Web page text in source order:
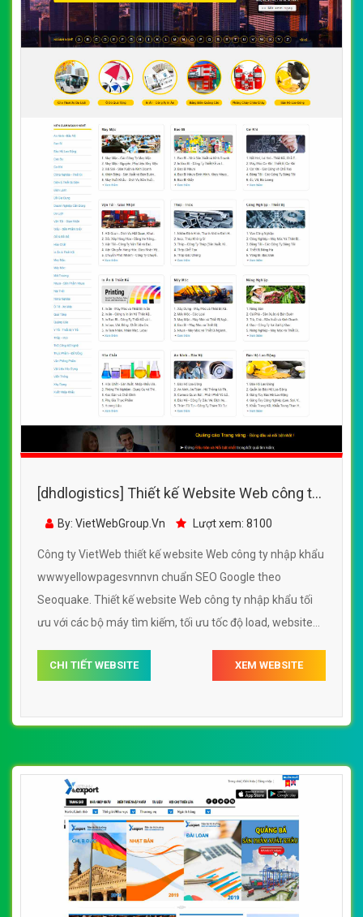
[dhdlogistics] Thiết kế Website Web công ty
nhập khẩu - wwwyellowpagesvnnvn
By: VietWebGroup.Vn Lượt xem: 8100
Công ty VietWeb thiết kế website Web công ty nhập khẩu
wwwyellowpagesvnnvn chuẩn SEO Google theo
Seoquake. Thiết kế website Web công ty nhập khẩu tối
ưu với các bộ máy tìm kiếm, tối ưu tốc độ load, website
website Web công ty nhập khẩu wwwyellowpagesvnnvn
CHI TIẾT WEBSITE XEM WEBSITE